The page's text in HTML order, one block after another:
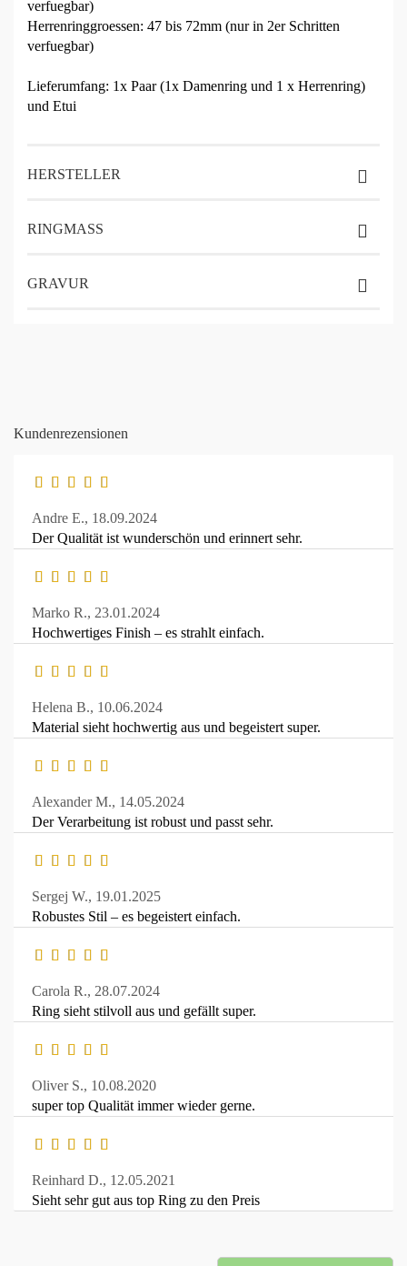
verfuegbar)
Herrenringgroessen: 47 bis 72mm (nur in 2er Schritten
verfuegbar)
Lieferumfang: 1x Paar (1x Damenring und 1 x Herrenring)
und Etui
HERSTELLER
RINGMASS
GRAVUR
Kundenrezensionen
Andre E., 18.09.2024
Der Qualität ist wunderschön und erinnert sehr.
Marko R., 23.01.2024
Hochwertiges Finish – es strahlt einfach.
Helena B., 10.06.2024
Material sieht hochwertig aus und begeistert super.
Alexander M., 14.05.2024
Der Verarbeitung ist robust und passt sehr.
Sergej W., 19.01.2025
Robustes Stil – es begeistert einfach.
Carola R., 28.07.2024
Ring sieht stilvoll aus und gefällt super.
Oliver S., 10.08.2020
super top Qualität immer wieder gerne.
Reinhard D., 12.05.2021
Sieht sehr gut aus top Ring zu den Preis